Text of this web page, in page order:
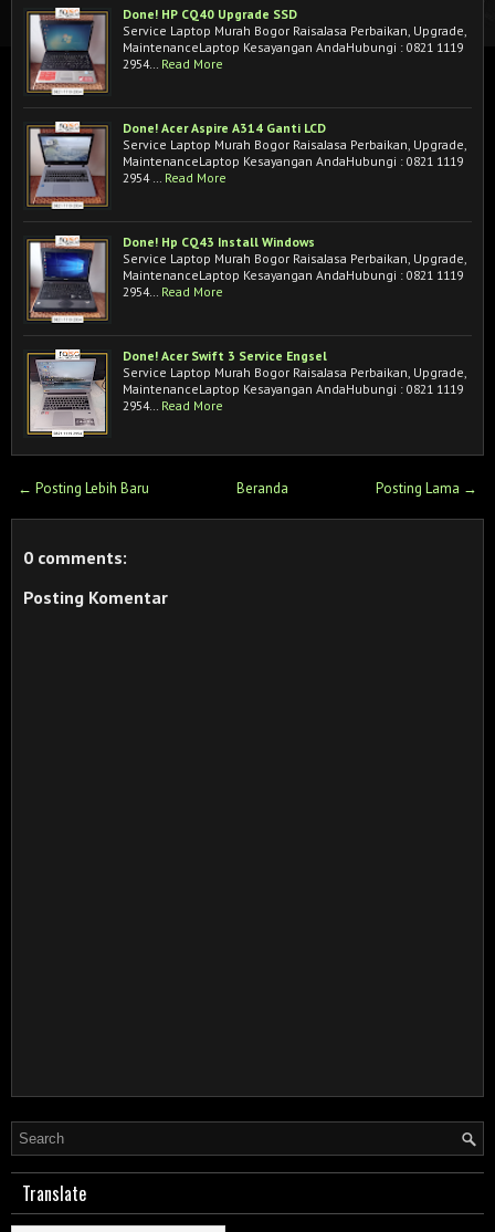
Done! HP CQ40 Upgrade SSD
Service Laptop Murah Bogor RaisaJasa Perbaikan, Upgrade,
MaintenanceLaptop Kesayangan AndaHubungi : 0821 1119
2954…
Read More
Done! Acer Aspire A314 Ganti LCD
Service Laptop Murah Bogor RaisaJasa Perbaikan, Upgrade,
MaintenanceLaptop Kesayangan AndaHubungi : 0821 1119
2954 …
Read More
Done! Hp CQ43 Install Windows
Service Laptop Murah Bogor RaisaJasa Perbaikan, Upgrade,
MaintenanceLaptop Kesayangan AndaHubungi : 0821 1119
2954…
Read More
Done! Acer Swift 3 Service Engsel
Service Laptop Murah Bogor RaisaJasa Perbaikan, Upgrade,
MaintenanceLaptop Kesayangan AndaHubungi : 0821 1119
2954…
Read More
← Posting Lebih Baru Posting Lama →
Beranda
0 comments:
Posting Komentar
Translate